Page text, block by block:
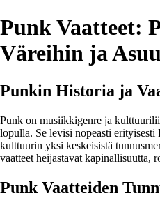
Punk Vaatteet:
Väreihin ja
Punkin Historia ja
Punk on musiikkigenre ja
lopulla. Se levisi nopeasti
kulttuurin yksi keskeisistä
vaatteet heijastavat kapinallisuutta,
Punk Vaatteiden